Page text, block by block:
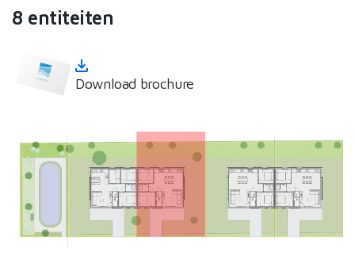
8 entiteiten
Download brochure